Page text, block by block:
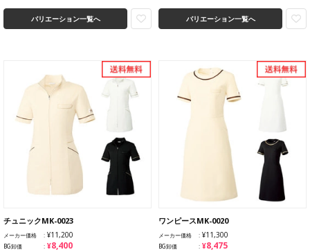
バリエーション一覧へ バリエーション一覧へ
チュニックMK-0023
メーカー価格 ¥11,200
BG卸価 ¥8,400
ワンピースMK-0020
メーカー価格 ¥11,300
BG卸価 ¥8,475